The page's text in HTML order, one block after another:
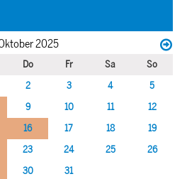
2025
Do Fr Sa
So
2 3 4
5
9 10 11
12
16 17 18
19
23 24 25
26
30 31